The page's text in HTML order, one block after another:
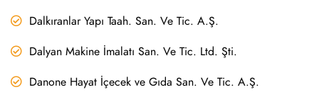
Dalkıranlar Yapı Taah. San. Ve Tic. A.Ş.
Dalyan Makine İmalatı San. Ve Tic. Ltd. Şti.
Danone Hayat İçecek ve Gıda San. Ve Tic. A.Ş.